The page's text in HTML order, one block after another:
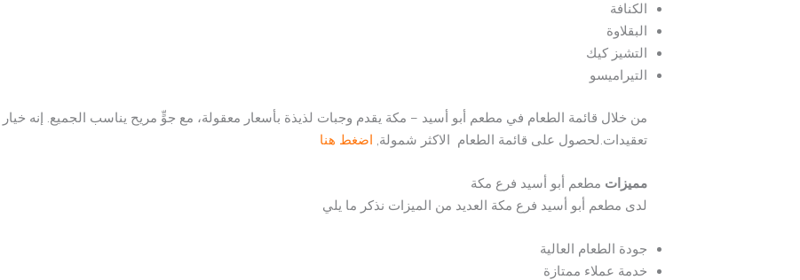
الكنافة
البقلاوة
التشيز كيك
التيراميسو
من خلال قائمة الطعام في مطعم أبو أسيد – مكة يقدم وجبات لذيذة بأسعار معقولة، مع جوٍّ مريح يناسب الجميع. إنه
تعقيدات.لحصول على قائمة الطعام الاكثر شمولة, اضغط هنا
مميزات مطعم أبو أسيد فرع مكة
لدى مطعم أبو أسيد فرع مكة العديد من الميزات نذكر ما يلي
جودة الطعام العالية
خدمة عملاء ممتازة